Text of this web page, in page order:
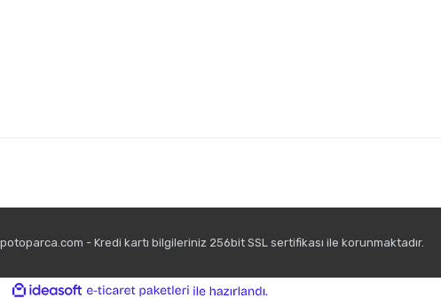
- Kredi kartı bilgileriniz 256bit SSL sertifikası ile korunmaktadır.
ideasoft e-